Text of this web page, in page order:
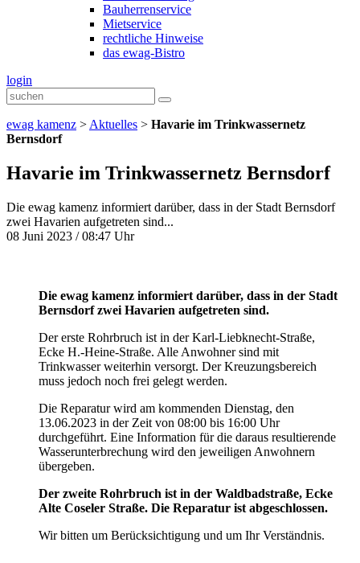
Bauherrenservice
Mietservice
rechtliche Hinweise
das ewag-Bistro
login
ewag kamenz > Aktuelles > Havarie im Trinkwassernetz
Bernsdorf
Havarie im Trinkwassernetz Bernsdorf
Die ewag kamenz informiert darüber, dass in der Stadt Bernsdorf
zwei Havarien aufgetreten sind...
08 Juni 2023 / 08:47 Uhr
Die ewag kamenz informiert darüber, dass in der Stadt
Bernsdorf zwei Havarien aufgetreten sind.
Der erste Rohrbruch ist in der Karl-Liebknecht-Straße,
Ecke H.-Heine-Straße. Alle Anwohner sind mit
Trinkwasser weiterhin versorgt. Der Kreuzungsbereich
muss jedoch noch frei gelegt werden.
Die Reparatur wird am kommenden Dienstag, den
13.06.2023 in der Zeit von 08:00 bis 16:00 Uhr
durchgeführt. Eine Information für die daraus resultierende
Wasserunterbrechung wird den jeweiligen Anwohnern
übergeben.
Der zweite Rohrbruch ist in der Waldbadstraße, Ecke
Alte Coseler Straße. Die Reparatur ist abgeschlossen.
Wir bitten um Berücksichtigung und um Ihr Verständnis.